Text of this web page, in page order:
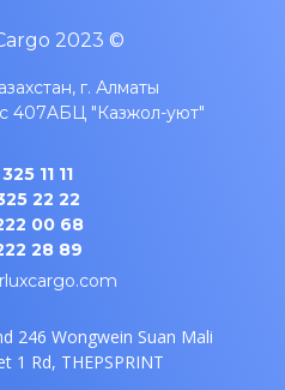
2023 ©
г. Алматы
407AБЦ "Казжол-уют"
11 11
22 22
00 68
28 89
246 Wongwein Suan Mali
1 Rd, THEPSPRINT